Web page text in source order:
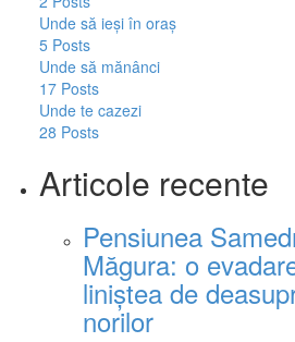
Unde să ieși în oraș
5 Posts
Unde să mănânci
17 Posts
Unde te cazezi
28 Posts
Articole recente
Pensiunea
Măgura: o
liniștea de
norilor